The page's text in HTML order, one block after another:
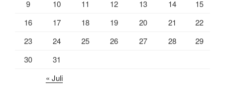
9
10 11 12 13 14
15
16
17 18 19 20 21
22
23
24 25 26 27 28
29
30
31
« Juli